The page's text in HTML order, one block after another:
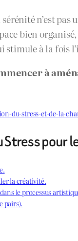
n’est
bien
stimule à la fois
à
du-stress-et-de-la-
Stress
la créativité.
le processus
pairs).